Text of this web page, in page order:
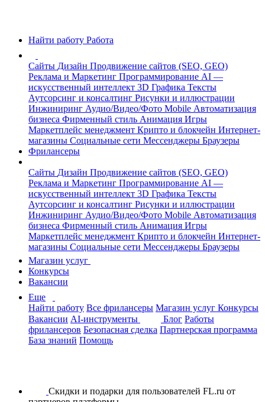
Найти работу Работа
Сайты Дизайн Продвижение сайтов (SEO, GEO)
Реклама и Маркетинг Программирование AI —
искусственный интеллект 3D Графика Тексты
Аутсорсинг и консалтинг Рисунки и иллюстрации
Инжиниринг Аудио/Видео/Фото Mobile Автоматизация
бизнеса Фирменный стиль Анимация Игры
Маркетплейс менеджмент Крипто и блокчейн Интернет-
магазины Социальные сети Мессенджеры Браузеры
Фрилансеры
Сайты Дизайн Продвижение сайтов (SEO, GEO)
Реклама и Маркетинг Программирование AI —
искусственный интеллект 3D Графика Тексты
Аутсорсинг и консалтинг Рисунки и иллюстрации
Инжиниринг Аудио/Видео/Фото Mobile Автоматизация
бизнеса Фирменный стиль Анимация Игры
Маркетплейс менеджмент Крипто и блокчейн Интернет-
магазины Социальные сети Мессенджеры Браузеры
Магазин услуг
Конкурсы
Вакансии
Еще
Найти работу Все фрилансеры Магазин услуг Конкурсы
Вакансии AI-инструменты Блог Работы
фрилансеров Безопасная сделка Партнерская программа
База знаний Помощь
Скидки и подарки для пользователей FL.ru от